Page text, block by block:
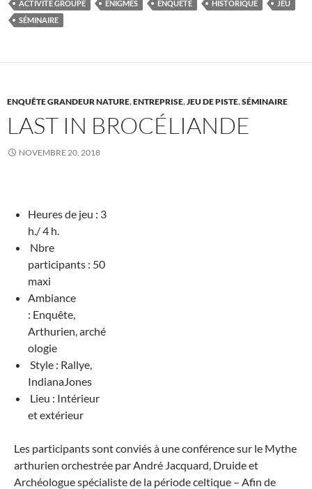
ACTIVITÉ GROUPE ÉNIGMES ENQUETE HISTORIQUE
JEU
SÉMINAIRE
ENQUÊTE GRANDEUR NATURE,ENTREPRISE,JEU DE PISTE,SÉMINAIRE
LAST IN BROCÉLIANDE
NOVEMBRE 20, 2018
Heures de jeu : 3
h./ 4 h.
Nbre
participants : 50
maxi
Ambiance
: Enquête,
Arthurien, arché
ologie
Style : Rallye,
IndianaJones
Lieu : Intérieur
et extérieur
Les participants sont conviés à une conférence sur le Mythe
arthurien orchestrée par André Jacquard, Druide et
Archéologue spécialiste de la période celtique – Afin de